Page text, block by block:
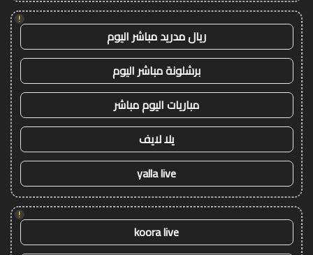
!
ريال مدريد مباشر اليوم
برشلونة مباشر اليوم
مباريات اليوم مباشر
يلا لايف
yalla live
!
koora live